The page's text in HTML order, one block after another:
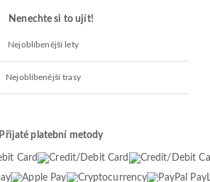
Nenechte si to ujít!
Nejoblíbenější lety
Nejoblíbenější trasy
Přijaté platební metody